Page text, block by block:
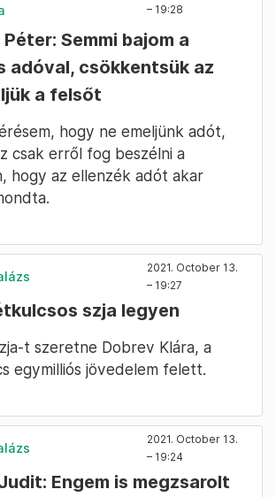
– 19:28
Semmi bajom a
adóval, csökkentsük az
a felsőt
hogy ne emeljünk adót,
csak erről fog beszélni a
hogy az ellenzék adót akar
2021. October 13.
– 19:27
szja legyen
t szeretne Dobrev Klára, a
egymilliós jövedelem felett.
2021. October 13.
– 19:24
Engem is megzsarolt